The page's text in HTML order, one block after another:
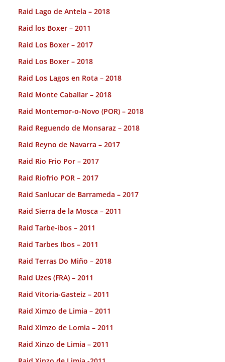
Raid Lago de Antela – 2018
Raid los Boxer – 2011
Raid Los Boxer – 2017
Raid Los Boxer – 2018
Raid Los Lagos en Rota – 2018
Raid Monte Caballar – 2018
Raid Montemor-o-Novo (POR) – 2018
Raid Reguendo de Monsaraz – 2018
Raid Reyno de Navarra – 2017
Raid Rio Frio Por – 2017
Raid Riofrio POR – 2017
Raid Sanlucar de Barrameda – 2017
Raid Sierra de la Mosca – 2011
Raid Tarbe-ibos – 2011
Raid Tarbes Ibos – 2011
Raid Terras Do Miño – 2018
Raid Uzes (FRA) – 2011
Raid Vitoria-Gasteiz – 2011
Raid Ximzo de Limia – 2011
Raid Ximzo de Lomia – 2011
Raid Xinzo de Limia – 2011